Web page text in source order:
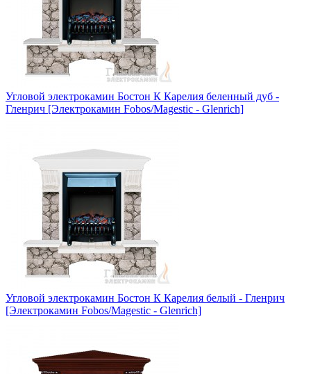
Угловой электрокамин Бостон К Карелия беленный дуб -
Гленрич [Электрокамин Fobos/Magestic - Glenrich]
Угловой электрокамин Бостон К Карелия белый - Гленрич
[Электрокамин Fobos/Magestic - Glenrich]